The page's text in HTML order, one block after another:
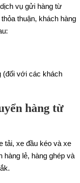
vụ gửi hàng từ
thuận, khách hàng
(đối với các khách
hàng từ
tải, xe đầu kéo và xe
hàng lẻ, hàng ghép và